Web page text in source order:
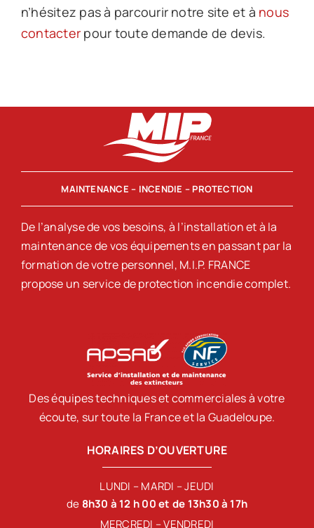
n’hésitez pas à parcourir notre site et à nous
contacter pour toute demande de devis.
MAINTENANCE – INCENDIE – PROTECTION
De l’analyse de vos besoins, à l’installation et à la
maintenance de vos équipements en passant par la
formation de votre personnel, M.I.P. FRANCE
propose un service de protection incendie complet.
Des équipes techniques et commerciales à votre
écoute, sur toute la France et la Guadeloupe.
HORAIRES D’OUVERTURE
LUNDI – MARDI – JEUDI
de 8h30 à 12 h 00 et de 13h30 à 17h
MERCREDI – VENDREDI